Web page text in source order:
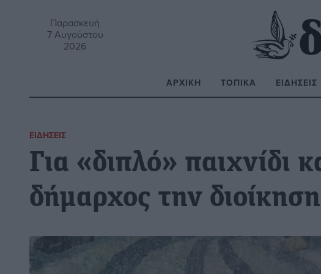
Παρασκευή
7 Αυγούστου
2026
ΑΡΧΙΚΉ ΤΟΠΙΚΆ ΕΙΔΉΣΕΙΣ
ΕΙΔΉΣΕΙΣ
Για «διπλό» παιχνίδι
δήμαρχος την